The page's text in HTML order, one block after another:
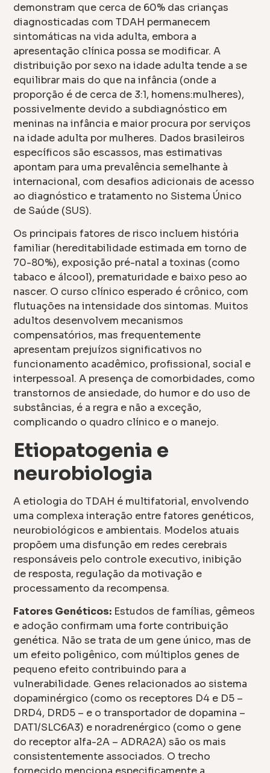
demonstram que cerca de 60% das crianças
diagnosticadas com TDAH permanecem
sintomáticas na vida adulta, embora a
apresentação clínica possa se modificar. A
distribuição por sexo na idade adulta tende a se
equilibrar mais do que na infância (onde a
proporção é de cerca de 3:1, homens:mulheres),
possivelmente devido a subdiagnóstico em
meninas na infância e maior procura por serviços
na idade adulta por mulheres. Dados brasileiros
específicos são escassos, mas estimativas
apontam para uma prevalência semelhante à
internacional, com desafios adicionais de acesso
ao diagnóstico e tratamento no Sistema Único
de Saúde (SUS).
Os principais fatores de risco incluem história
familiar (hereditabilidade estimada em torno de
70-80%), exposição pré-natal a toxinas (como
tabaco e álcool), prematuridade e baixo peso ao
nascer. O curso clínico esperado é crônico, com
flutuações na intensidade dos sintomas. Muitos
adultos desenvolvem mecanismos
compensatórios, mas frequentemente
apresentam prejuízos significativos no
funcionamento acadêmico, profissional, social e
interpessoal. A presença de comorbidades, como
transtornos de ansiedade, do humor e do uso de
substâncias, é a regra e não a exceção,
complicando o quadro clínico e o manejo.
Etiopatogenia e
neurobiologia
A etiologia do TDAH é multifatorial, envolvendo
uma complexa interação entre fatores genéticos,
neurobiológicos e ambientais. Modelos atuais
propõem uma disfunção em redes cerebrais
responsáveis pelo controle executivo, inibição
de resposta, regulação da motivação e
processamento da recompensa.
Fatores Genéticos: Estudos de famílias, gêmeos
e adoção confirmam uma forte contribuição
genética. Não se trata de um gene único, mas de
um efeito poligênico, com múltiplos genes de
pequeno efeito contribuindo para a
vulnerabilidade. Genes relacionados ao sistema
dopaminérgico (como os receptores D4 e D5 –
DRD4, DRD5 – e o transportador de dopamina –
DAT1/SLC6A3) e noradrenérgico (como o gene
do receptor alfa-2A – ADRA2A) são os mais
consistentemente associados. O trecho